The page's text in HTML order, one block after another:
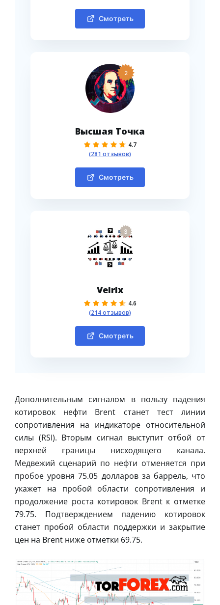
Смотреть
2
Высшая Точка
4.7
(281 отзывов)
Смотреть
3
Velrix
4.6
(214 отзывов)
Смотреть
Дополнительным сигналом в пользу падения
котировок нефти Brent станет тест линии
сопротивления на индикаторе относительной
силы (RSI). Вторым сигнал выступит отбой от
верхней границы нисходящего канала.
Медвежий сценарий по нефти отменяется при
пробое уровня 75.05 долларов за баррель, что
укажет на пробой области сопротивления и
продолжение роста котировок Brent к отметке
79.75. Подтверждением падению котировок
станет пробой области поддержки и закрытие
цен на Brent ниже отметки 69.75.